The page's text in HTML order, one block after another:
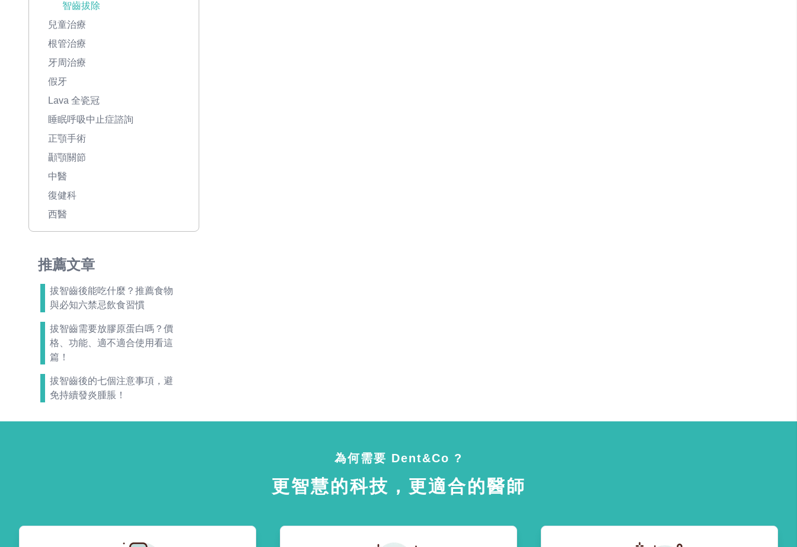
智齒拔除
兒童治療
根管治療
牙周治療
假牙
Lava 全瓷冠
睡眠呼吸中止症諮詢
正顎手術
顳顎關節
中醫
復健科
西醫
推薦文章
拔智齒後能吃什麼？推薦食物
與必知六禁忌飲食習慣
拔智齒需要放膠原蛋白嗎？價
格、功能、適不適合使用看這
篇！
拔智齒後的七個注意事項，避
免持續發炎腫脹！
為何需要 Dent&Co ?
更智慧的科技，更適合的醫師